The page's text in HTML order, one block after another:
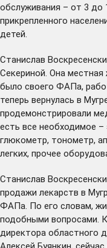
обслуживания – от 3 до
прикрепленного
детей.
Станислав
Секериной. Она местная
было своего ФАПа,
теперь вернулась в
продемонстрировали
есть все необходимое –
глюкометр, тонометр,
легких, прочее
Станислав
продажи лекарств в
ФАПа. По его словам,
подобными вопросами.
директора областного